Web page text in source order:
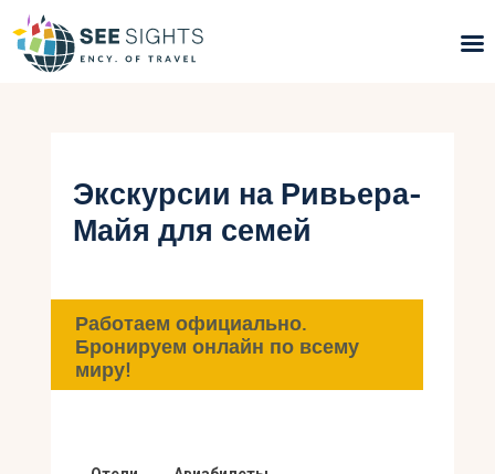
Горящие туры
Типы Туров
Инфо
Блог
Экскурсии на Ривьера-
Майя для семей
Работаем официально.
Бронируем онлайн по всему
миру!